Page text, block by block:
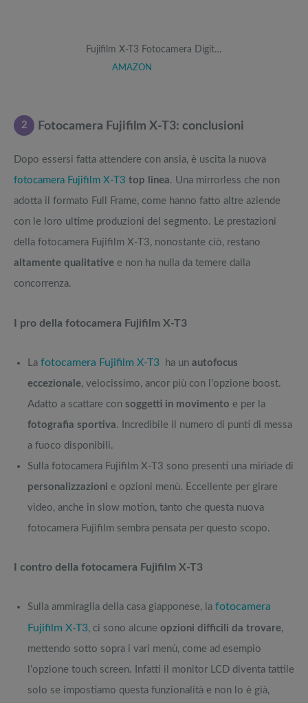
Fujifilm X-T3 Fotocamera Digit…
AMAZON
2 Fotocamera Fujifilm X-T3: conclusioni
Dopo essersi fatta attendere con ansia, è uscita la nuova
fotocamera Fujifilm X-T3 top linea. Una mirrorless che non
adotta il formato Full Frame, come hanno fatto altre aziende
con le loro ultime produzioni del segmento. Le prestazioni
della fotocamera Fujifilm X-T3, nonostante ciò, restano
altamente qualitative e non ha nulla da temere dalla
concorrenza.
I pro della fotocamera Fujifilm X-T3
La fotocamera Fujifilm X-T3 ha un autofocus
eccezionale, velocissimo, ancor più con l’opzione boost.
Adatto a scattare con soggetti in movimento e per la
fotografia sportiva. Incredibile il numero di punti di messa
a fuoco disponibili.
Sulla fotocamera Fujifilm X-T3 sono presenti una miriade di
personalizzazioni e opzioni menù. Eccellente per girare
video, anche in slow motion, tanto che questa nuova
fotocamera Fujifilm sembra pensata per questo scopo.
I contro della fotocamera Fujifilm X-T3
Sulla ammiraglia della casa giapponese, la fotocamera
Fujifilm X-T3, ci sono alcune opzioni difficili da trovare,
mettendo sotto sopra i vari menù, come ad esempio
l’opzione touch screen. Infatti il monitor LCD diventa tattile
solo se impostiamo questa funzionalità e non lo è già,